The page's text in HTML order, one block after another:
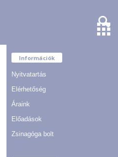
Információk
Nyitvatartás
Elérhetőség
Áraink
Előadások
Zsinagóga bolt